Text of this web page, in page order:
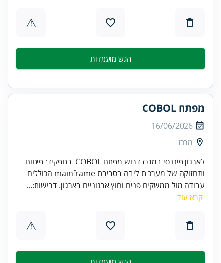
⚠
הגש מועמדות
מפתח COBOL
16/06/2026
מרכז
לארגון פיננסי במרכז דרוש מפתח COBOL. בתפקיד: פיתוח
ותחזוקה של מערכות ליבה בסביבת mainframe הכוללים
עבודה מול ממשקים פנים וחוץ ארגוניים בארגון. דרישות:...
קרא עוד
⚠